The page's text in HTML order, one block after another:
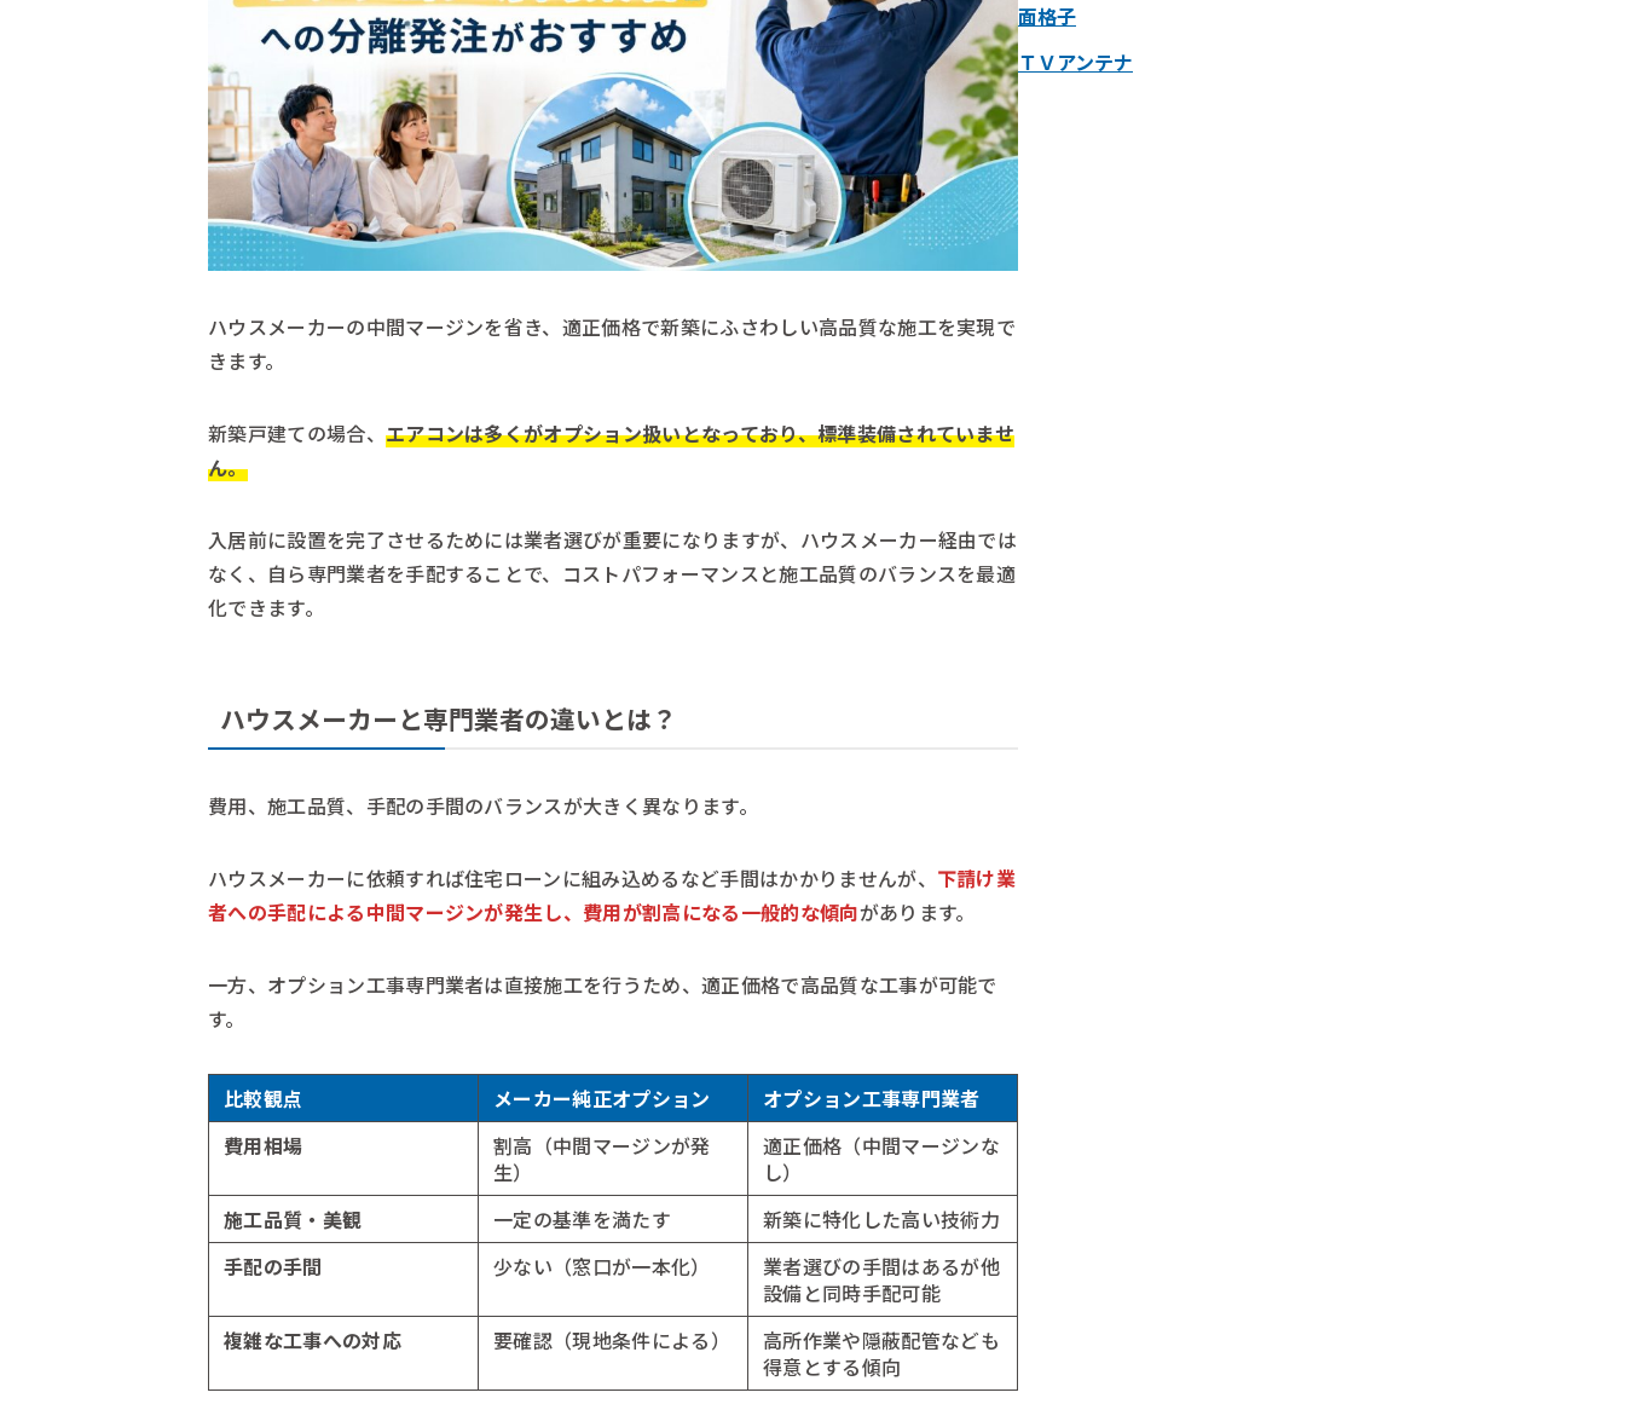
ハウスメーカーの中間マージンを省き、適正価格で新築にふさわしい高品質な施工を実現で
きます。
新築戸建ての場合、 エアコンは多くがオプション扱いとなっており、標準装備されていませ
ん。
入居前に設置を完了させるためには業者選びが重要になりますが、ハウスメーカー経由では
なく、自ら専門業者を手配することで、コストパフォーマンスと施工品質のバランスを最適
化できます。
ハウスメーカーと専門業者の違いとは？
費用、施工品質、手配の手間のバランスが大きく異なります。
ハウスメーカーに依頼すれば住宅ローンに組み込めるなど手間はかかりませんが、 下請け業
者への手配による中間マージンが発生し、費用が割高になる一般的な傾向があります。
一方、オプション工事専門業者は直接施工を行うため、適正価格で高品質な工事が可能で
す。
比較観点 メーカー純正オプション
オプション工事専門業者
費用相場
割高（中間マージンが発
生）
適正価格（中間マージンな
し）
施工品質・美観
一定の基準を満たす
新築に特化した高い技術力
手配の手間
少ない（窓口が一本化）
業者選びの手間はあるが他
設備と同時手配可能
複雑な工事への対応
要確認（現地条件による）
高所作業や隠蔽配管なども
得意とする傾向
面格子
ＴＶアンテナ